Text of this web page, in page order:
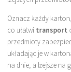
Oznacz każdy
co ułatwi transport
przedmioty
układając je w
na dnie, a lżejsze na